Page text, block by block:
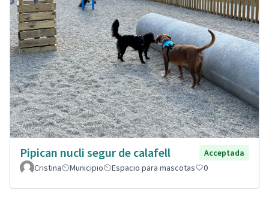
Pipican nucli segur de calafell
Acceptada
Cristina
Municipio Espacio para mascotas 0